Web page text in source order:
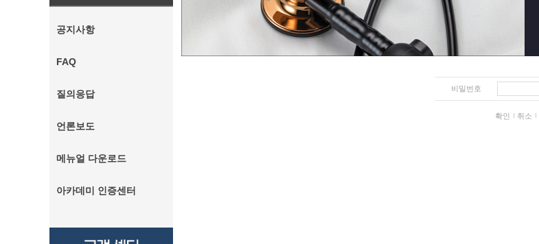
공지사항
FAQ
질의응답
언론보도
메뉴얼 다운로드
아카데미 인증센터
비밀번호
확인 취소